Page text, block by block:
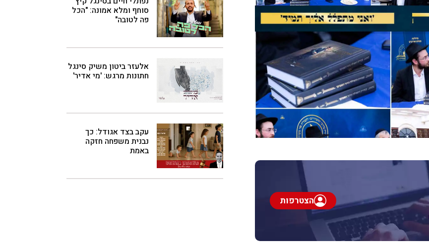
הצטרפות
סוחף ומלא אמונה: "הכל
פה לטובה"
אלעזר ביטון משיק סינגל
חתונות מרגש: 'מי אדיר'
עקב בצד אגודל: כך
נבנית משפחה חזקה
באמת